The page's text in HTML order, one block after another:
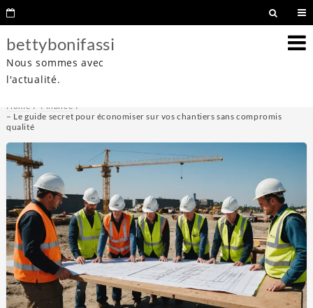
bettybonifassi
Nous sommes avec
l'actualité.
Home
Finance
– Le guide secret pour économiser sur vos chantiers sans compromis
qualité